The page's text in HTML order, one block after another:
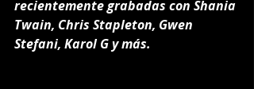
recientemente grabadas con Shania
Twain, Chris Stapleton, Gwen
Stefani, Karol G y más.